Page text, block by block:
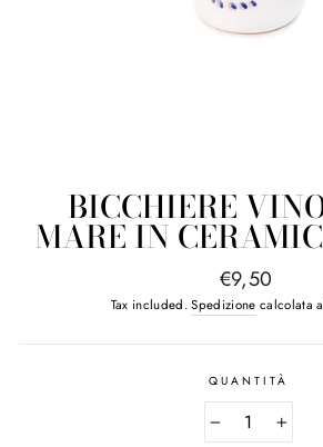
BICCHIERE
MARE IN
Regular
price
€9,50
Tax included.Spedizione calcolata
QUANTITÀ
+